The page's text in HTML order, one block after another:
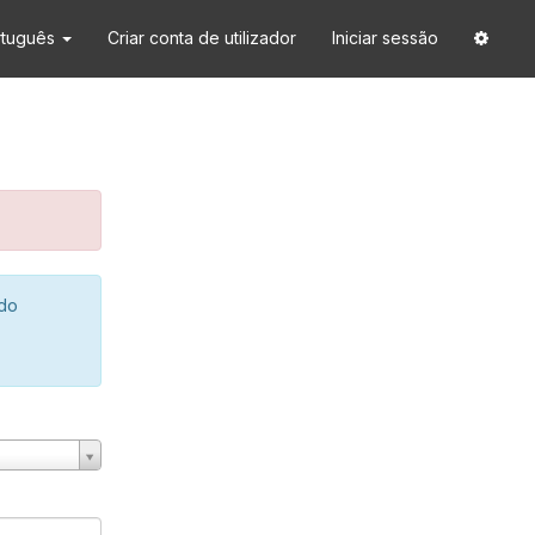
Criar conta de utilizador Iniciar sessão